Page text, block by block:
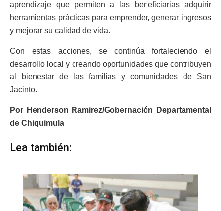
aprendizaje que permiten a las beneficiarias adquirir
herramientas prácticas para emprender, generar ingresos
y mejorar su calidad de vida.
Con estas acciones, se continúa fortaleciendo el
desarrollo local y creando oportunidades que contribuyen
al bienestar de las familias y comunidades de San
Jacinto.
Por Henderson Ramirez/Gobernación Departamental
de Chiquimula
Lea también: